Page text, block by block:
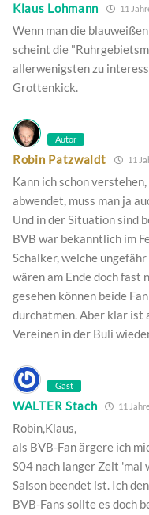
Klaus Lohmann 11
Wenn man die
scheint die
allerwenigsten zu
Grottenkick.
Autor
Robin Patzwaldt 11
Kann ich schon
abwendet, muss man ja
Und in der Situation sind
BVB war bekanntlich im
Schalker, welche
wären am Ende doch fast
gesehen können beide
durchatmen. Aber klar ist
Vereinen in der Buli
Gast
WALTER Stach 11
Robin,Klaus,
als BVB-Fan ärgere ich
S04 nach langer Zeit 'mal
Saison beendet ist. Ich
BVB-Fans sollte es doch